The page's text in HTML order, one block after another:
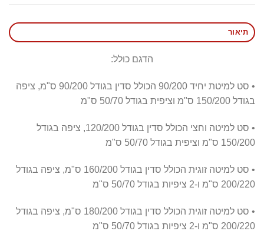
תיאור
הדגם כולל:
• סט למיטת יחיד 90/200 הכולל סדין בגודל 90/200 ס"מ, ציפה
בגודל 150/200 ס"מ וציפית בגודל 50/70 ס"מ
• סט למיטה וחצי הכולל סדין בגודל 120/200, ציפה בגודל
150/200 ס"מ וציפית בגודל 50/70 ס"מ
• סט למיטה זוגית הכולל סדין בגודל 160/200 ס"מ, ציפה בגודל
200/220 ס"מ ו-2 ציפיות בגודל 50/70 ס"מ
• סט למיטה זוגית הכולל סדין בגודל 180/200 ס"מ, ציפה בגודל
200/220 ס"מ ו-2 ציפיות בגודל 50/70 ס"מ